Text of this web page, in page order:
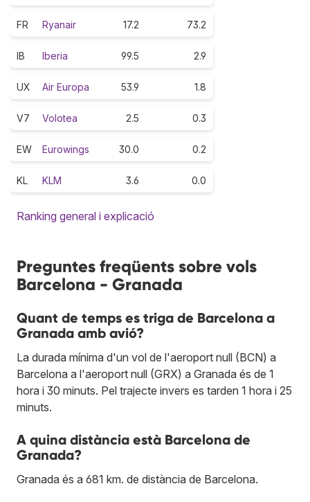
FR Ryanair 17.2 73.2
IB Iberia 99.5 2.9
UX Air Europa 53.9 1.8
V7 Volotea 2.5 0.3
EW Eurowings 30.0 0.2
KL KLM 3.6 0.0
Ranking general i explicació
Preguntes freqüents sobre vols
Barcelona - Granada
Quant de temps es triga de Barcelona a
Granada amb avió?
La durada mínima d'un vol de l'aeroport null (BCN) a
Barcelona a l'aeroport null (GRX) a Granada és de 1
hora i 30 minuts. Pel trajecte invers es tarden 1 hora i 25
minuts.
A quina distància està Barcelona de
Granada?
Granada és a 681 km. de distància de Barcelona.